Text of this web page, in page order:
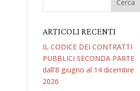
ARTICOLI RECENTI
IL CODICE DEI CONTRATTI
PUBBLICI SECONDA PARTE
dall’8 giugno al 14 dicembre
2026